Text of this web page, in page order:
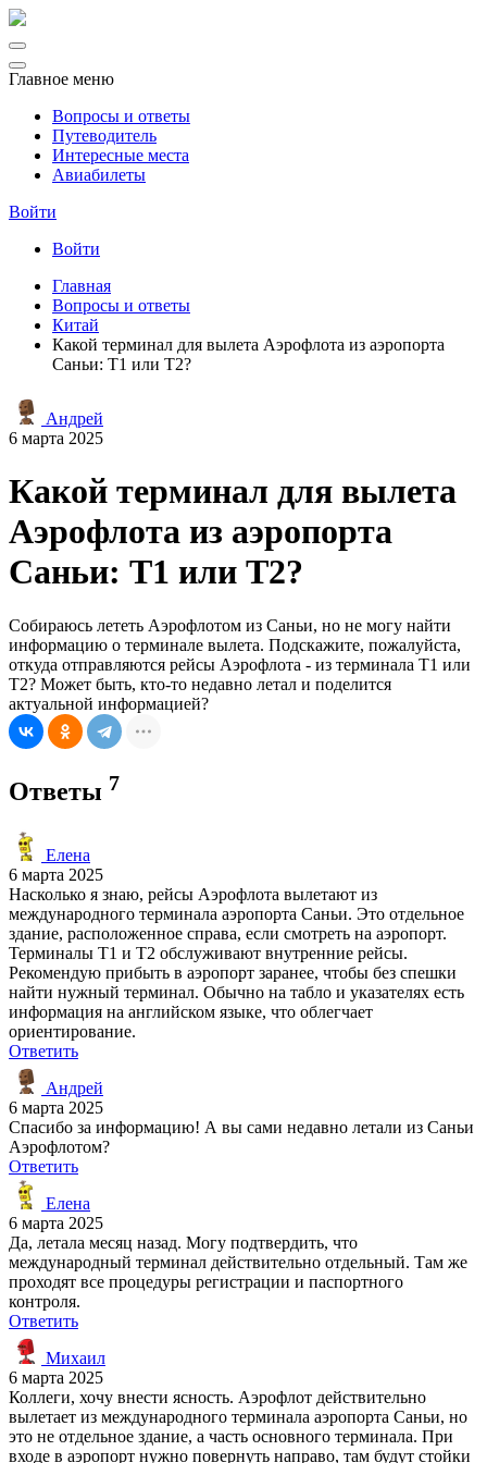
Главное меню
Вопросы и ответы
Путеводитель
Интересные места
Авиабилеты
Войти
Войти
Главная
Вопросы и ответы
Китай
Какой терминал для вылета Аэрофлота из аэропорта
Саньи: Т1 или Т2?
Андрей
6 марта 2025
Какой терминал для вылета
Аэрофлота из аэропорта
Саньи: Т1 или Т2?
Собираюсь лететь Аэрофлотом из Саньи, но не могу найти
информацию о терминале вылета. Подскажите, пожалуйста,
откуда отправляются рейсы Аэрофлота - из терминала Т1 или
Т2? Может быть, кто-то недавно летал и поделится
актуальной информацией?
Ответы 7
Елена
6 марта 2025
Насколько я знаю, рейсы Аэрофлота вылетают из
международного терминала аэропорта Саньи. Это отдельное
здание, расположенное справа, если смотреть на аэропорт.
Терминалы Т1 и Т2 обслуживают внутренние рейсы.
Рекомендую прибыть в аэропорт заранее, чтобы без спешки
найти нужный терминал. Обычно на табло и указателях есть
информация на английском языке, что облегчает
ориентирование.
Ответить
Андрей
6 марта 2025
Спасибо за информацию! А вы сами недавно летали из Саньи
Аэрофлотом?
Ответить
Елена
6 марта 2025
Да, летала месяц назад. Могу подтвердить, что
международный терминал действительно отдельный. Там же
проходят все процедуры регистрации и паспортного
контроля.
Ответить
Михаил
6 марта 2025
Коллеги, хочу внести ясность. Аэрофлот действительно
вылетает из международного терминала аэропорта Саньи, но
это не отдельное здание, а часть основного терминала. При
входе в аэропорт нужно повернуть направо, там будут стойки